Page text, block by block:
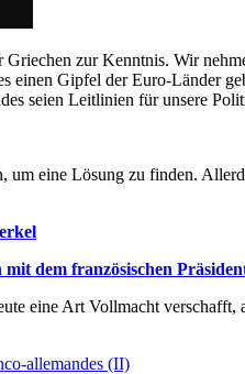
zur Kenntnis. Wir
Gipfel der Euro-Länder
seien Leitlinien für unsere
eine Lösung zu finden.
dem französischen
eine Art Vollmacht
allemandes (II)